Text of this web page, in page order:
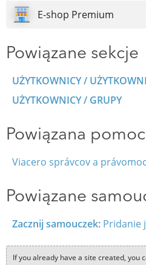
E-shop Premium
Powiązane sekcje
UŻYTKOWNICY /
UŻYTKOWNICY / GRUPY
Powiązana pomoc
Viacero správcov a
Powiązane
Zacznij samouczek: Pridanie
If you already have a site created, you